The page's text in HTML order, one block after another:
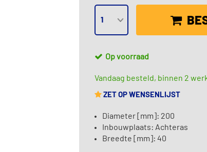
Op voorraad
Vandaag besteld, binnen 2
ZET OP WENSENLIJST
Diameter [mm]: 200
Inbouwplaats: Achteras
Breedte [mm]: 40